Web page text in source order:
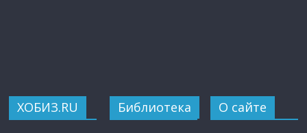
ХОБИЗ.RU Библиотека О сайте